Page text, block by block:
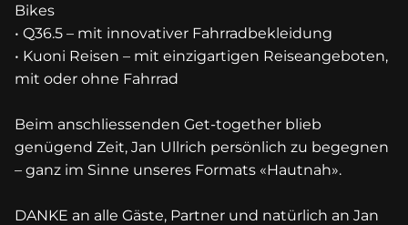
Bikes
• Q36.5 – mit innovativer Fahrradbekleidung
• Kuoni Reisen – mit einzigartigen Reiseangeboten,
mit oder ohne Fahrrad
Beim anschliessenden Get-together blieb
genügend Zeit, Jan Ullrich persönlich zu begegnen
– ganz im Sinne unseres Formats «Hautnah».
DANKE an alle Gäste, Partner und natürlich an Jan